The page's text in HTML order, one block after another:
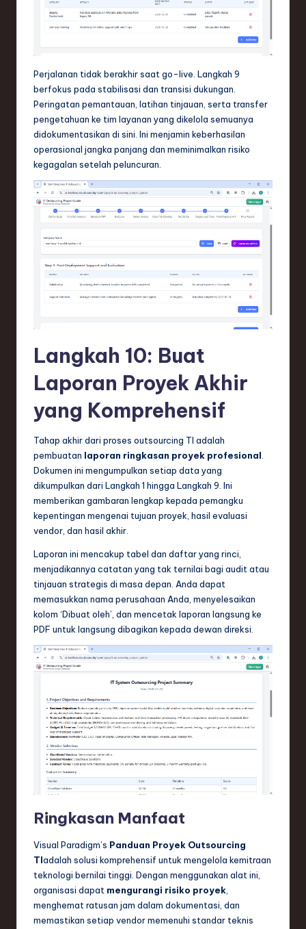
Perjalanan tidak berakhir saat go-live. Langkah 9
berfokus pada stabilisasi dan transisi dukungan.
Peringatan pemantauan, latihan tinjauan, serta transfer
pengetahuan ke tim layanan yang dikelola semuanya
didokumentasikan di sini. Ini menjamin keberhasilan
operasional jangka panjang dan meminimalkan risiko
kegagalan setelah peluncuran.
Langkah 10: Buat
Laporan Proyek Akhir
yang Komprehensif
Tahap akhir dari proses outsourcing TI adalah
pembuatan laporan ringkasan proyek profesional.
Dokumen ini mengumpulkan setiap data yang
dikumpulkan dari Langkah 1 hingga Langkah 9. Ini
memberikan gambaran lengkap kepada pemangku
kepentingan mengenai tujuan proyek, hasil evaluasi
vendor, dan hasil akhir.
Laporan ini mencakup tabel dan daftar yang rinci,
menjadikannya catatan yang tak ternilai bagi audit atau
tinjauan strategis di masa depan. Anda dapat
memasukkan nama perusahaan Anda, menyelesaikan
kolom ‘Dibuat oleh’, dan mencetak laporan langsung ke
PDF untuk langsung dibagikan kepada dewan direksi.
Ringkasan Manfaat
Visual Paradigm’s Panduan Proyek Outsourcing
TIadalah solusi komprehensif untuk mengelola kemitraan
teknologi bernilai tinggi. Dengan menggunakan alat ini,
organisasi dapat mengurangi risiko proyek
menghemat ratusan jam dalam dokumentasi, dan
memastikan setiap vendor memenuhi standar teknis